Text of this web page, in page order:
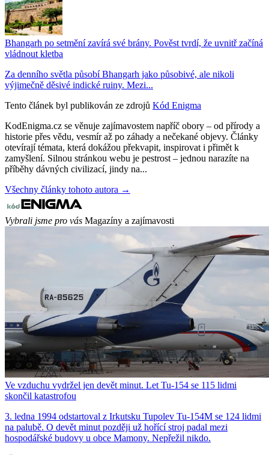
Bhangarh po setmění zavírá své brány. Pověst tvrdí, že uvnitř začíná
vládnout kletba
Za denního světla působí Bhangarh jako působivé, ale nikoli
výjimečně děsivé indické ruiny. Mezi...
Tento článek byl publikován ze zdrojů Kód Enigma
KodEnigma.cz se věnuje zajímavostem napříč obory – od přírody a
historie přes vědu, vesmír až po záhady a nečekané objevy. Články
otevírají témata, která dokážou překvapit, inspirovat i přimět k
zamyšlení. Silnou stránkou webu je pestrost – jednou narazíte na
příběhy dávných civilizací, jindy na...
Všechny články tohoto autora →
Vybrali jsme pro vás Magazíny a zajímavosti
Ve vzduchu vydržel jen devět minut. Let Tu-154 se 115 lidmi
skončil katastrofou
3. ledna 1994 odstartoval z Irkutsku Tupolev Tu-154M se 124 lidmi
na palubě. O devět minut později už hořící stroj padal mezi
hospodářské budovy u obce Mamony. Nepřežil nikdo.